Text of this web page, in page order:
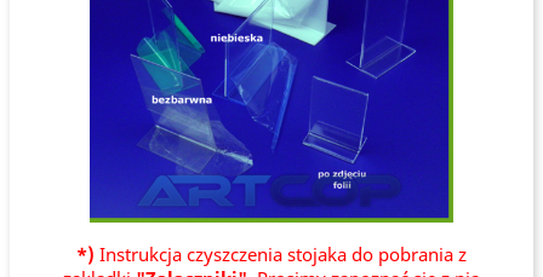
*) Instrukcja czyszczenia stojaka do pobrania z